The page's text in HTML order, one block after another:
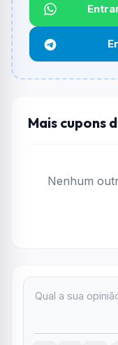
Não informado ou
Funciona em
Não
e alguns
Mais cupons
Nenhum